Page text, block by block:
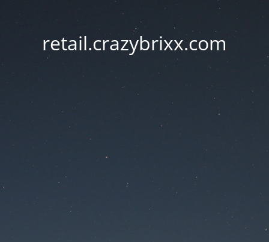
retail.crazybrixx.com